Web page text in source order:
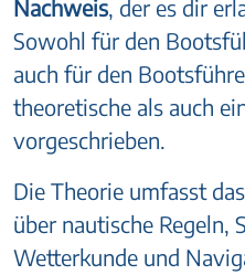
Nachweis, der es dir
Sowohl für den
auch für den
theoretische als auch
vorgeschrieben.
Die Theorie umfasst
über nautische Regeln,
Wetterkunde und